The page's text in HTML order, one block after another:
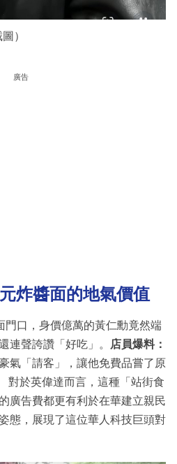
）
廣告
炸醬面的地氣價值
門口，身價億萬的黃仁勳竟然端
連聲誇讚「好吃」。
店員爆料：
氣「請客」，讓他免費品嘗了原
對於英偉達而言，這種「站街食
廣告費都更有利於在華建立親民
態，展現了這位華人科技巨頭對